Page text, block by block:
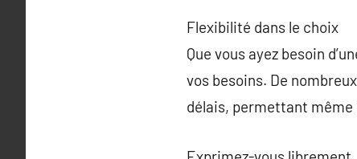
Flexibilité dans le choix
Que vous ayez besoin
vos besoins. De
délais, permettant même